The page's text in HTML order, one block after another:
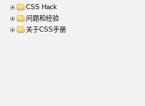
CSS Hack
问题和经验
关于CSS手册